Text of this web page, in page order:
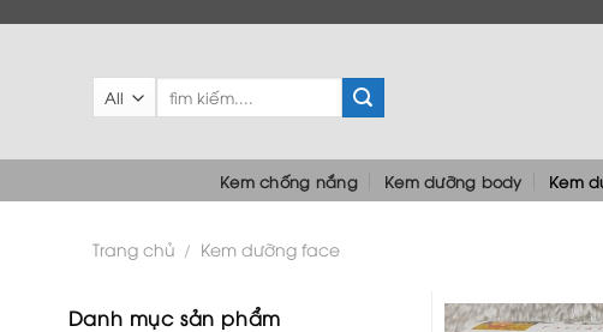
Tìm
kiếm:
Kem chống nắng Kem dưỡng body Kem
Trang chủ / Kem dưỡng face
Danh mục sản phẩm